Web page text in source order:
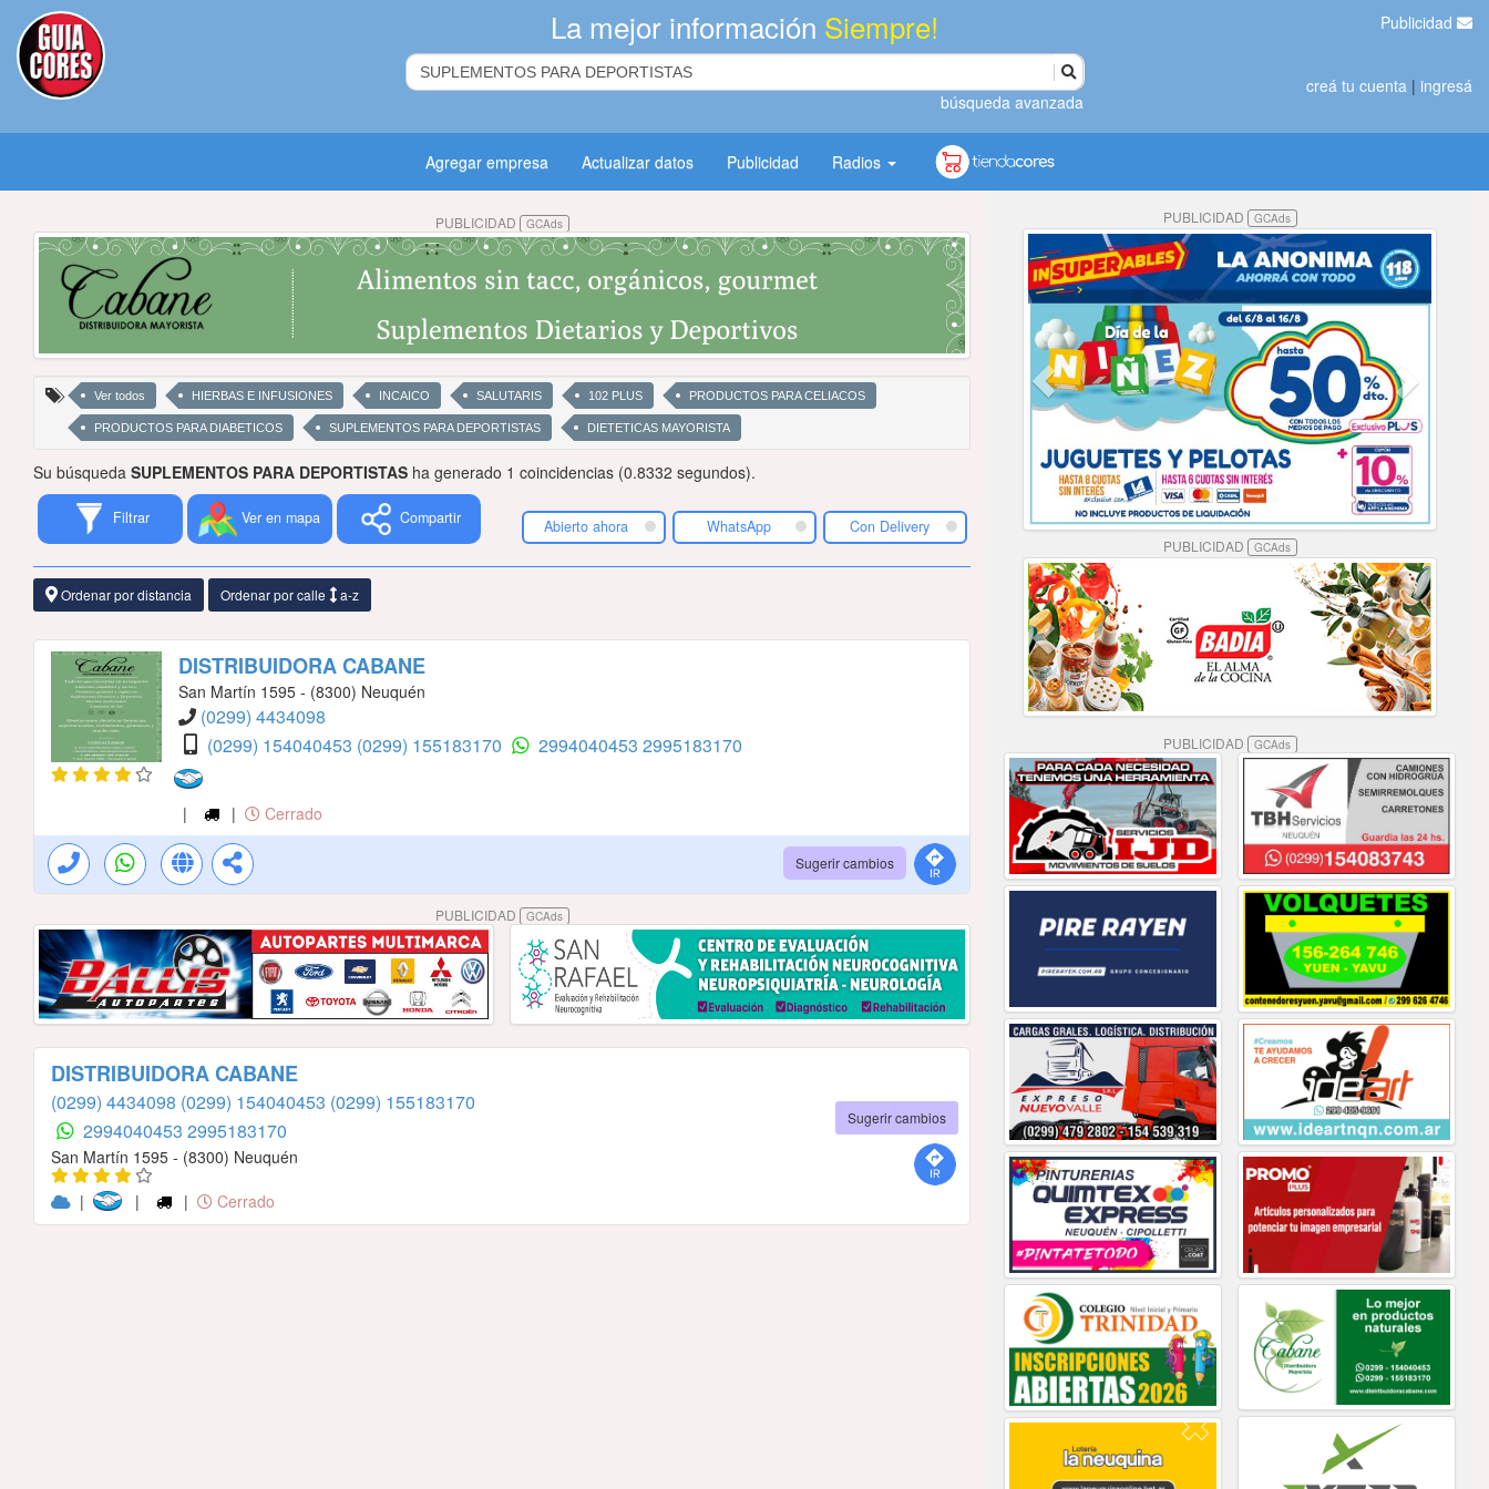
La mejor información Siempre!
búsqueda avanzada
Publicidad
creá tu cuenta | ingresá
Agregar empresa Actualizar datos Publicidad Radios
PUBLICIDAD GCAds
Ver todos HIERBAS E INFUSIONES INCAICO SALUTARIS 102 PLUS PRODUCTOS PARA CELIACOS
PRODUCTOS PARA DIABETICOS SUPLEMENTOS PARA DEPORTISTAS DIETETICAS MAYORISTA
Su búsqueda SUPLEMENTOS PARA DEPORTISTAS ha generado 1 coincidencias (0.8332 segundos).
Filtrar Ver en mapa Compartir Abierto ahora WhatsApp Con Delivery
Ordenar por distancia Ordenar por calle a-z
DISTRIBUIDORA CABANE
San Martín 1595 - (8300) Neuquén
(0299) 4434098
(0299) 154040453 (0299) 155183170 2994040453 2995183170
| | Cerrado
Sugerir cambios
PUBLICIDAD GCAds
DISTRIBUIDORA CABANE
(0299) 4434098 (0299) 154040453 (0299) 155183170
2994040453 2995183170
San Martín 1595 - (8300) Neuquén
|
| | Cerrado
Sugerir cambios
PUBLICIDAD GCAds
PUBLICIDAD GCAds
PUBLICIDAD GCAds